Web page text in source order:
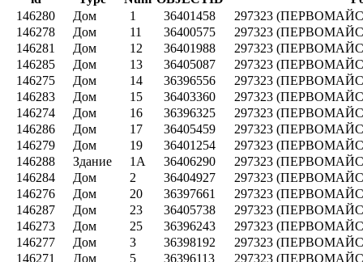
146280
Дом 1 36401458
297323
146278
Дом 11 36400575
297323
146281
Дом 12 36401988
297323
146285
Дом 13 36405087
297323
146275
Дом 14 36396556
297323
146283
Дом 15 36403360
297323
146274
Дом 16 36396325
297323
146286
Дом 17 36405459
297323
146279
Дом 19 36401254
297323
146288
Здание 1А 36406290
297323
146284
Дом 2 36404927
297323
146276
Дом 20 36397661
297323
146287
Дом 23 36405738
297323
146273
Дом 25 36396243
297323
146277
Дом 3 36398192
297323
146271
Дом 5 36396113
297323